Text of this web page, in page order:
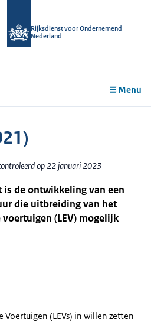
Rijksdienst voor Ondernemend
Nederland
Menu
op 22 januari 2023
is de ontwikkeling van een
die uitbreiding van het
(LEV) mogelijk
Voertuigen (LEVs) in willen zetten